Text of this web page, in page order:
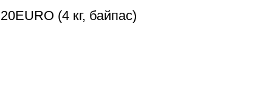
(4 кг, байпас)